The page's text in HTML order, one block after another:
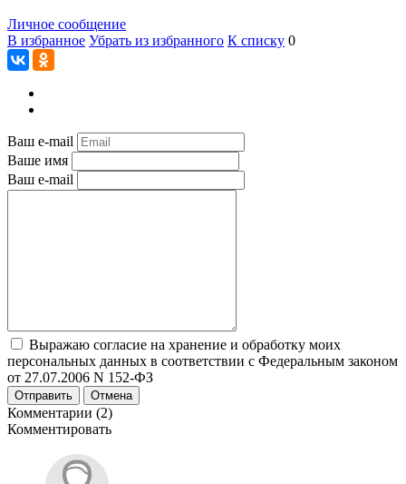
Личное сообщение
В избранное Убрать из избранного К списку 0
Ваш e-mail
Ваше имя
Ваш e-mail
Выражаю согласие на хранение и обработку моих
персональных данных в соответствии с Федеральным законом
от 27.07.2006 N 152-ФЗ
Отправить Отмена
Комментарии (2)
Комментировать